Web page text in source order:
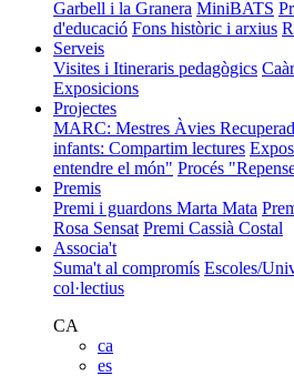
Garbell i la Granera MiniBATS
d'educació Fons històric i arxius
Serveis
Visites i Itineraris pedagògics
Exposicions
Projectes
MARC: Mestres Àvies
infants: Compartim lectures
entendre el món" Procés
Premis
Premi i guardons Marta Mata
Rosa Sensat Premi Cassià Costal
Associa't
Suma't al compromís Escoles/
col·lectius
CA
ca
es